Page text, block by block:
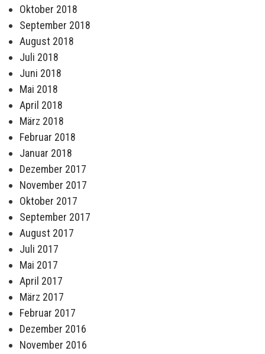
Oktober 2018
September 2018
August 2018
Juli 2018
Juni 2018
Mai 2018
April 2018
März 2018
Februar 2018
Januar 2018
Dezember 2017
November 2017
Oktober 2017
September 2017
August 2017
Juli 2017
Mai 2017
April 2017
März 2017
Februar 2017
Dezember 2016
November 2016